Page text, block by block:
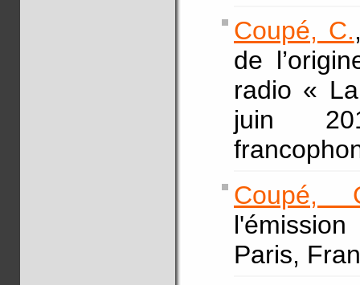
Coupé, C.
de
radio «
juin
Coupé,
Paris,